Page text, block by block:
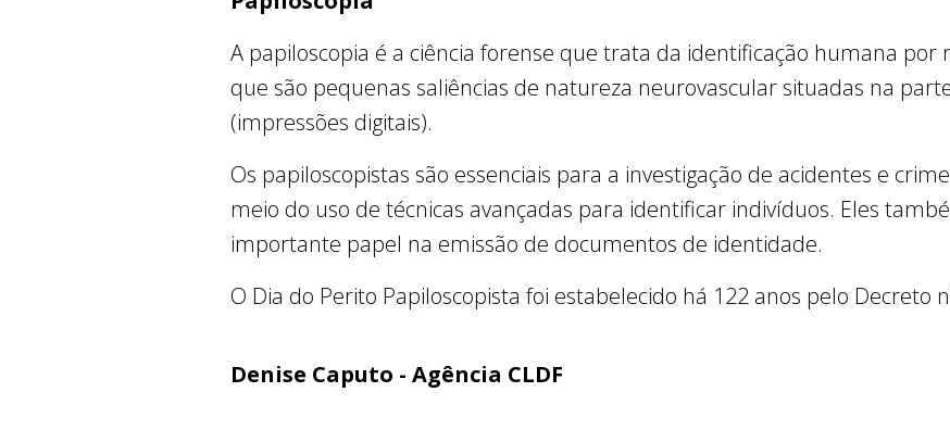
A papiloscopia é a ciência forense que trata da identificação humana por
que são pequenas saliências de natureza neurovascular situadas na
(impressões digitais).
Os papiloscopistas são essenciais para a investigação de acidentes e
meio do uso de técnicas avançadas para identificar indivíduos. Eles
importante papel na emissão de documentos de identidade.
O Dia do Perito Papiloscopista foi estabelecido há 122 anos pelo Decreto
Denise Caputo - Agência CLDF